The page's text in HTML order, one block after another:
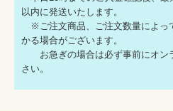
以内に発送いたします。
※ご注文商品、ご注文数量によっ
かる場合がございます。
お急ぎの場合は必ず事前にオン
さい。